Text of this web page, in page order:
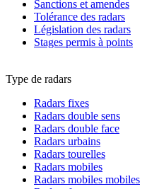
Sanctions et amendes
Tolérance des radars
Législation des radars
Stages permis à points
Type de radars
Radars fixes
Radars double sens
Radars double face
Radars urbains
Radars tourelles
Radars mobiles
Radars mobiles mobiles